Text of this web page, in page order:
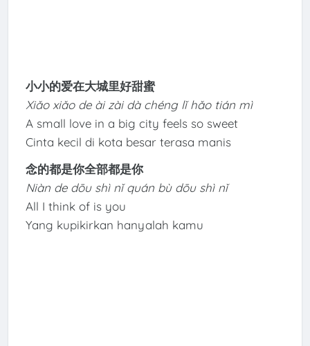
小小的爱在大城里好甜蜜
Xiǎo xiǎo de ài zài dà chéng lǐ hǎo tián mì
A small love in a big city feels so sweet
Cinta kecil di kota besar terasa manis
念的都是你全部都是你
Niàn de dōu shì nǐ quán bù dōu shì nǐ
All I think of is you
Yang kupikirkan hanyalah kamu